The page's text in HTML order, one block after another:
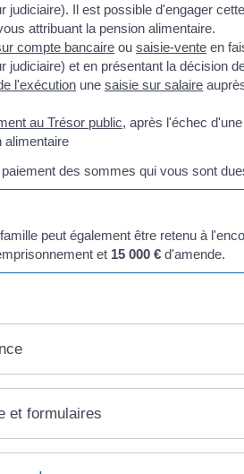
judiciaire). Il est possible d'engager
attribuant la pension alimentaire.
compte bancaire ou saisie-vente en
judiciaire) et en présentant la décision
l'exécution une saisie sur salaire
au Trésor public, après l'échec
alimentaire
des sommes qui vous sont
peut également être retenu à
et 15 000 € d'amende.
et formulaires